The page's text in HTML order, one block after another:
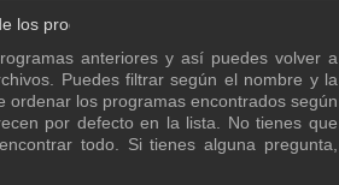
los programas
anteriores y así puedes volver a
Puedes filtrar según el nombre y la
ordenar los programas encontrados según
por defecto en la lista. No tienes que
todo. Si tienes alguna pregunta,